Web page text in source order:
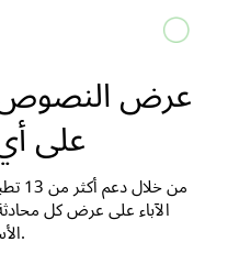
عرض
على
من
الأساسية.